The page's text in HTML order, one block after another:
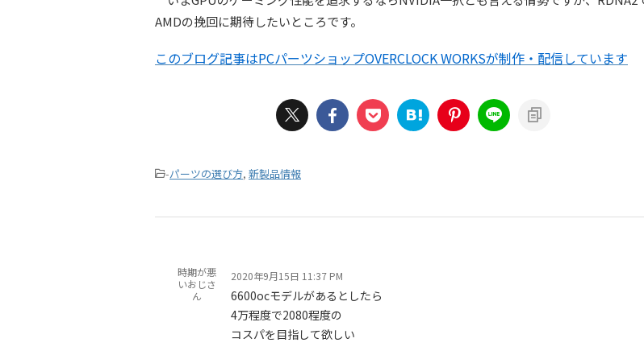
AMDの挽回に期待したいところです。
このブログ記事はPCパーツショップOVERCLOCK WORKSが制作・配信しています
-パーツの選び方, 新製品情報
時期が悪
いおじさ
ん
2020年9月15日 11:37 PM
6600ocモデルがあるとしたら
4万程度で2080程度の
コスパを目指して欲しい